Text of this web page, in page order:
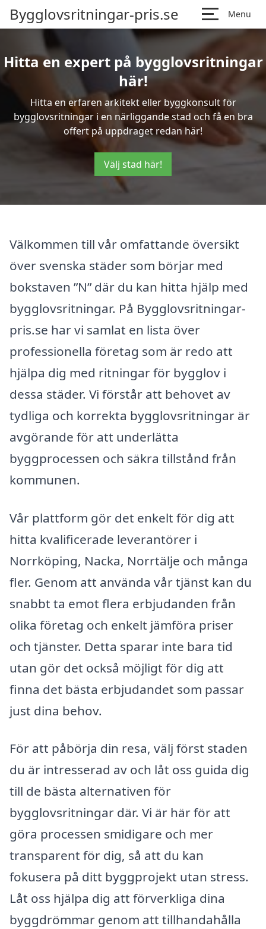
Bygglovsritningar-pris.se Menu
Hitta en expert på bygglovsritningar
här!
Hitta en erfaren arkitekt eller byggkonsult för
bygglovsritningar i en närliggande stad och få en bra
offert på uppdraget redan här!
Välj stad här!
Välkommen till vår omfattande översikt
över svenska städer som börjar med
bokstaven ”N” där du kan hitta hjälp med
bygglovsritningar. På Bygglovsritningar-
pris.se har vi samlat en lista över
professionella företag som är redo att
hjälpa dig med ritningar för bygglov i
dessa städer. Vi förstår att behovet av
tydliga och korrekta bygglovsritningar är
avgörande för att underlätta
byggprocessen och säkra tillstånd från
kommunen.
Vår plattform gör det enkelt för dig att
hitta kvalificerade leverantörer i
Norrköping, Nacka, Norrtälje och många
fler. Genom att använda vår tjänst kan du
snabbt ta emot flera erbjudanden från
olika företag och enkelt jämföra priser
och tjänster. Detta sparar inte bara tid
utan gör det också möjligt för dig att
finna det bästa erbjudandet som passar
just dina behov.
För att påbörja din resa, välj först staden
du är intresserad av och låt oss guida dig
till de bästa alternativen för
bygglovsritningar där. Vi är här för att
göra processen smidigare och mer
transparent för dig, så att du kan
fokusera på ditt byggprojekt utan stress.
Låt oss hjälpa dig att förverkliga dina
byggdrömmar genom att tillhandahålla